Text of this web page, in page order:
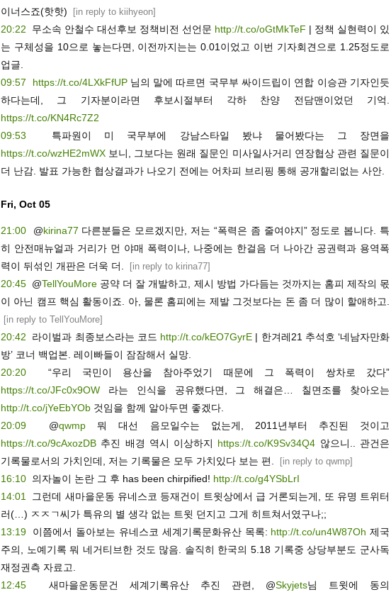
이너스죠(핫핫) [in reply to kiihyeon]
20:22 무소속 안철수 대선후보 정책비전 선언문 http://t.co/oGtMkTeF | 정책 실현력이 있
는 구체성을 10으로 놓는다면, 이전까지는는 0.01이었고 이번 기자회견으로 1.25정도로
업글.
09:57
https://t.co/4LXkFfUP님의 말에 따르면 국무부 싸이드립이 연합 이승관 기자인듯
하다는데, 그 기자분이라면 후보시절부터 각하 찬양 전담맨이었던 기억.
https://t.co/KN4Rc7Z2
09:53
특파원이 미 국무부에 강남스타일 봤냐 물어봤다는 그 장면을
https://t.co/wzHE2mWX보니, 그보다는 원래 질문인 미사일사거리 연장협상 관련 질문이
더 난감. 발표 가능한 협상결과가 나오기 전에는 어차피 브리핑 통해 공개할리없는 사안.
Fri, Oct 05
21:00 @kirina77 다른분들은 모르겠지만, 저는 “폭력은 좀 줄여야지” 정도로 봅니다. 특
히 안전매뉴얼과 거리가 먼 야매 폭력이나, 나중에는 한걸음 더 나아간 공권력과 용역폭
력이 뒤섞인 개판은 더욱 더.
[in reply to kirina77]
20:45 @TellYouMore 공약 더 잘 개발하고, 제시 방법 가다듬는 것까지는 홈피 제작의 몫
이 아닌 캠프 핵심 활동이죠. 아, 물론 홈피에는 제발 그것보다는 돈 좀 더 많이 할애하고.
[in reply to TellYouMore]
20:42 라이벌과 최종보스라는 코드 http://t.co/kEO7GyrE | 한겨레21 추석호 ‘네남자만화
방’ 코너 백업본. 레이빠들이 잠잠해서 실망.
20:20
“우리 국민이 용산을 참아주었기 때문에 그 폭력이 쌍차로 갔다”
https://t.co/JFc0x9OW라는 인식을 공유했다면, 그 해결은… 칠면조를 찾아오는
http://t.co/jYeEbYOb것임을 함께 알아두면 좋겠다.
20:09
@qwmp 뭐 대선 음모일수는 없는게, 2011년부터 추진된 것이고
https://t.co/9cAxozDB추진 배경 역시 이상하지 https://t.co/K9Sv34Q4 않으니.. 관건은
기록물로서의 가치인데, 저는 기록물은 모두 가치있다 보는 편.
[in reply to qwmp]
16:10 의자놀이 논란 그 후 has been chirpified! http://t.co/g4YSbLrI
14:01
그런데 새마을운동 유네스코 등재건이 트윗상에서 급 거론되는게, 또 유명 트위터
러(…) ㅈㅈㄱ씨가 특유의 별 생각 없는 트윗 던지고 그게 히트쳐서였구나;;
13:19
이쯤에서 돌아보는 유네스코 세계기록문화유산 목록: http://t.co/un4W87Oh 제국
주의, 노예기록 뭐 네거티브한 것도 많음. 솔직히 한국의 5.18 기록중 상당부분도 군사독
재정권측 자료고.
12:45
새마을운동문건 세계기록유산 추진 관련, @Skyjets님 트윗에 동의